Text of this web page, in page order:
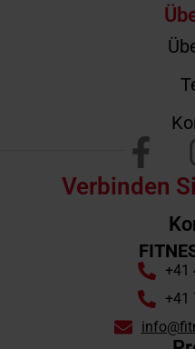
+41
+41
Verbinden